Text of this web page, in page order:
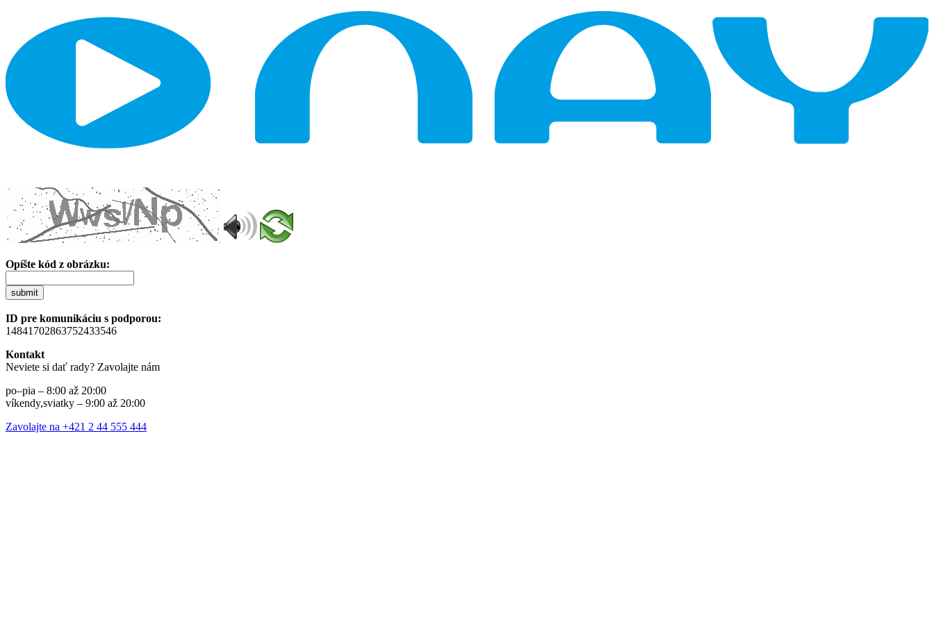
Opíšte kód z obrázku:
submit
ID pre komunikáciu s podporou:
14841702863752433546
Kontakt
Neviete si dať rady? Zavolajte nám
po–pia – 8:00 až 20:00
víkendy,sviatky – 9:00 až 20:00
Zavolajte na +421 2 44 555 444